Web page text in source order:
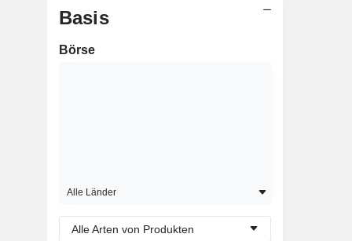
Basis
Börse
Alle Länder
Alle Arten von Produkten